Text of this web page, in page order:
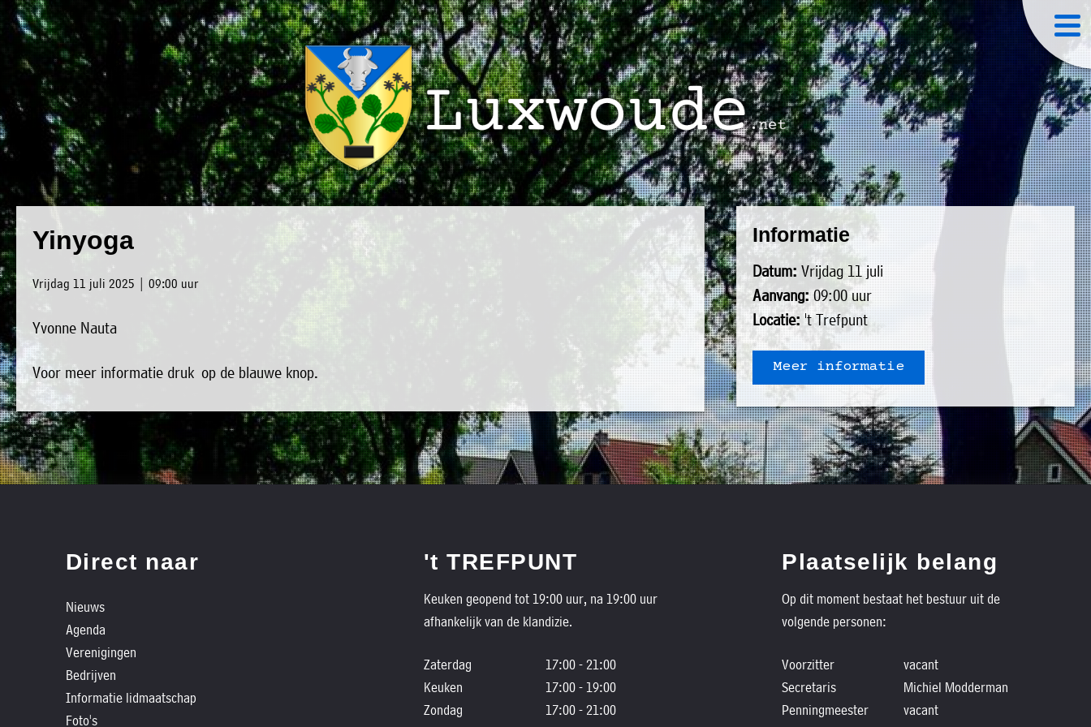
Yinyoga
Vrijdag 11 juli 2025 | 09:00 uur
Yvonne Nauta
Voor meer informatie druk op de blauwe knop.
Informatie
Datum: Vrijdag 11 juli
Aanvang:09:00 uur
Locatie: 't Trefpunt
Meer informatie
Direct naar
Nieuws
Agenda
Verenigingen
Bedrijven
Informatie lidmaatschap
Foto's
't TREFPUNT
Keuken geopend tot 19:00 uur, na 19:00 uur
afhankelijk van de klandizie.
Zaterdag
17:00 - 21:00
Keuken
17:00 - 19:00
Zondag
17:00 - 21:00
Plaatselijk belang
Op dit moment bestaat het bestuur uit de
volgende personen:
Voorzitter
vacant
Secretaris
Michiel Modderman
Penningmeester
vacant
»
Welkom
Nieuws
»
Agenda
»
Verenigingen
»
belang
lidmaatschap
Trefpunt
Luxwoude.net
website@luxwoude.net
Plaatselijk
belang
dit
moment
bestaat
het
bestuur
uit
de
Voorzitter
vacant
Secretaris
Modderman
Penningmeester
vacant
Algemeen
Algemeen